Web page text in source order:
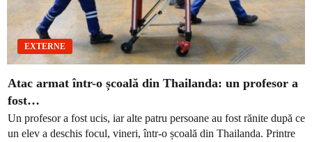
EXTERNE
Atac armat într-o școală din Thailanda: un profesor a
fost…
Un profesor a fost ucis, iar alte patru persoane au fost rănite după ce
un elev a deschis focul, vineri, într-o școală din Thailanda. Printre